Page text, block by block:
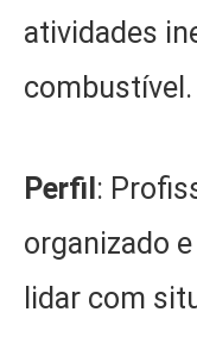
atividades
combustível.
Perfil :
organizado
lidar com